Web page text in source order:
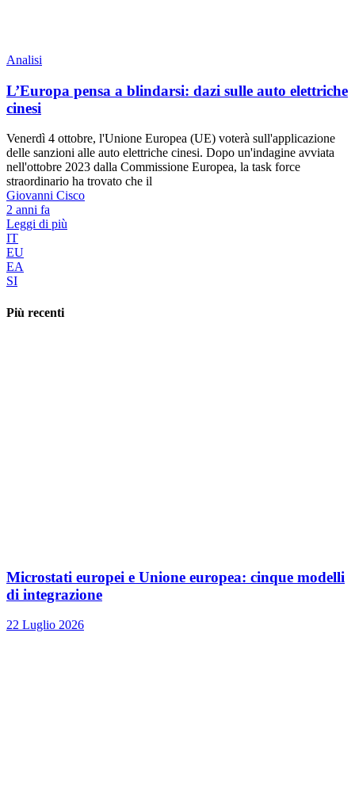
Analisi
L’Europa pensa a blindarsi: dazi sulle auto elettriche
cinesi
Venerdì 4 ottobre, l'Unione Europea (UE) voterà sull'applicazione
delle sanzioni alle auto elettriche cinesi. Dopo un'indagine avviata
nell'ottobre 2023 dalla Commissione Europea, la task force
straordinario ha trovato che il
Giovanni Cisco
2 anni fa
Leggi di più
IT
EU
EA
SI
Più recenti
Microstati europei e Unione europea: cinque modelli
di integrazione
22 Luglio 2026